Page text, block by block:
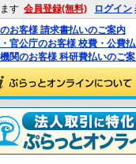
す 会員登録(無料) ログイン
お客様 請求書払いのご案内
官公庁のお客様 校費・公費
関のお客様 科研費払いのご